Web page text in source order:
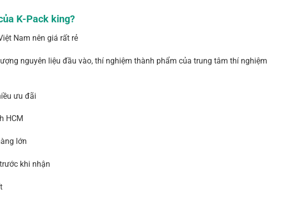
K-Pack king?
Nam nên giá rất rẻ
nguyên liệu đầu vào, thí nghiệm thành phẩm của trung tâm thí nghiệm
ưu đãi
HCM
lớn
khi nhận